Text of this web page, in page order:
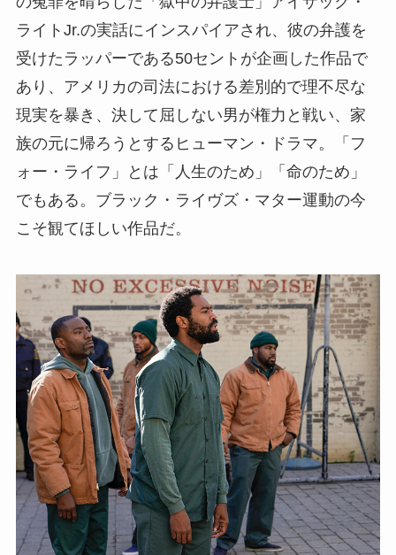
ライトJr.の実話にインスパイアされ、彼の弁護を
受けたラッパーである50セントが企画した作品で
あり、アメリカの司法における差別的で理不尽な
現実を暴き、決して屈しない男が権力と戦い、家
族の元に帰ろうとするヒューマン・ドラマ。「フ
ォー・ライフ」とは「人生のため」「命のため」
でもある。ブラック・ライヴズ・マター運動の今
こそ観てほしい作品だ。